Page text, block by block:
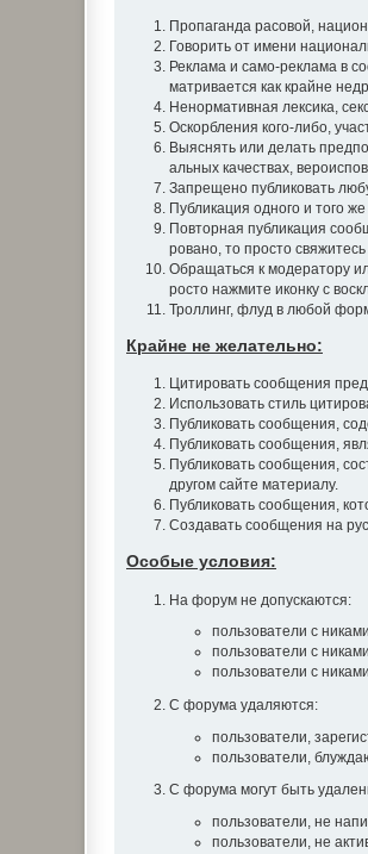
Пропаганда расовой,
Говорить от имени
Реклама и само-реклама в
матривается как крайне
Ненормативная лексика,
Оскорбления кого-либо,
Выяснять или делать
альных качествах,
Запрещено публиковать
Публикация одного и того
Повторная публикация
ровано, то просто
Обращаться к модератору
росто нажмите иконку с
Троллинг, флуд в любой
Крайне не желательно:
Цитировать сообщения
Использовать стиль
Публиковать сообщения,
Публиковать сообщения,
Публиковать сообщения,
другом сайте материалу.
Публиковать сообщения,
Создавать сообщения на
Особые условия:
На форум не допускаются:
пользователи с
пользователи с
пользователи с
С форума удаляются:
пользователи,
пользователи,
С форума могут быть
пользователи, не
пользователи, не